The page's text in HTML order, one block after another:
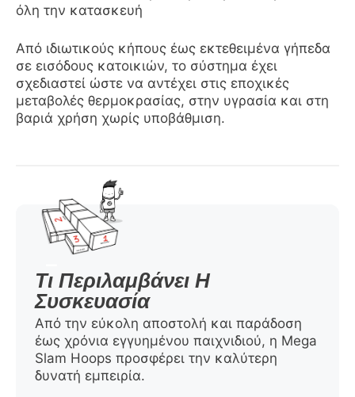
όλη την κατασκευή
Από ιδιωτικούς κήπους έως εκτεθειμένα γήπεδα
σε εισόδους κατοικιών, το σύστημα έχει
σχεδιαστεί ώστε να αντέχει στις εποχικές
μεταβολές θερμοκρασίας, στην υγρασία και στη
βαριά χρήση χωρίς υποβάθμιση.
Τι Περιλαμβάνει Η
Συσκευασία
Από την εύκολη αποστολή και παράδοση
έως χρόνια εγγυημένου παιχνιδιού, η Mega
Slam Hoops προσφέρει την καλύτερη
δυνατή εμπειρία.